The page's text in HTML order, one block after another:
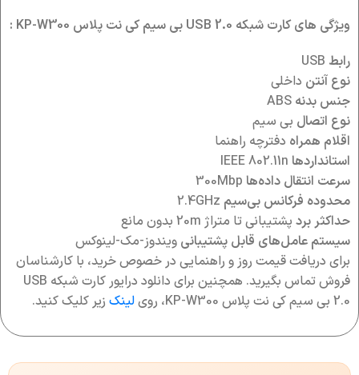
ویژگی های کارت شبکه USB 2.0 بی سیم کی نت پلاس KP-W300 :
رابط
نوع آنتن داخلی
جنس بدنه
نوع اتصال بی سیم
اقلام همراه دفترچه راهنما
استانداردها
سرعت انتقال داده‌ها
محدوده فرکانس بي‌سيم 2.4GHz
حداکثر برد پشتیبانی تا متراژ 20m بدون مانع
سيستم عامل‌هاي قابل پشتيباني ویندوز-مک-لینوکس
برای دریافت قیمت روز و راهنمایی در خصوص خرید، با کارشناسان
فروش تماس بگیرید. همچنین برای دانلود درایور کارت شبکه USB
2.0 بی سیم کی نت پلاس KP-W300، روی
لینک زیر کلیک کنید.